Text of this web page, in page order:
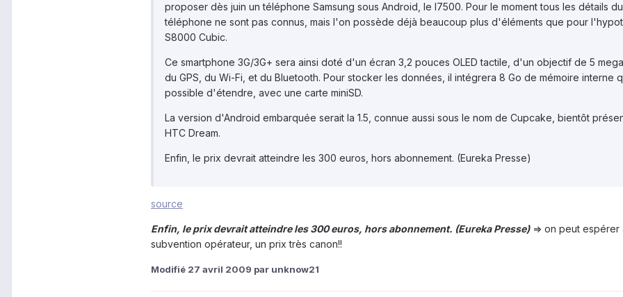
proposer dès juin un téléphone Samsung sous Android, le I7500. Pour le moment tous les détails du
téléphone ne sont pas connus, mais l'on possède déjà beaucoup plus d'éléments que pour
S8000 Cubic.
Ce smartphone 3G/3G+ sera ainsi doté d'un écran 3,2 pouces OLED tactile, d'un objectif de 5
du GPS, du Wi-Fi, et du Bluetooth. Pour stocker les données, il intégrera 8 Go de mémoire interne
possible d'étendre, avec une carte miniSD.
La version d'Android embarquée serait la 1.5, connue aussi sous le nom de Cupcake, bientôt
HTC Dream.
Enfin, le prix devrait atteindre les 300 euros, hors abonnement. (Eureka Presse)
source
Enfin, le prix devrait atteindre les 300 euros, hors abonnement. (Eureka Presse)=> on peut espérer
subvention opérateur, un prix très canon!!
Modifié 27 avril 2009 par unknow21